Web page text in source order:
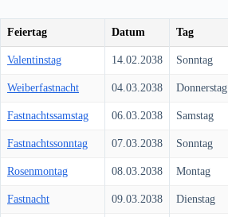
Feiertag Datum Tag
Valentinstag 14.02.2038 Sonntag
Weiberfastnacht 04.03.2038 Donnerstag
Fastnachtssamstag 06.03.2038 Samstag
Fastnachtssonntag 07.03.2038 Sonntag
Rosenmontag 08.03.2038 Montag
Fastnacht 09.03.2038 Dienstag